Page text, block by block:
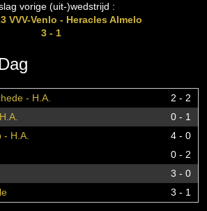
vorige (uit-)wedstrijd :
VVV-Venlo - Heracles Almelo
3 - 1
- H.A.
2 - 2
0 - 1
- H.A.
4 - 0
0 - 2
3 - 0
3 - 1